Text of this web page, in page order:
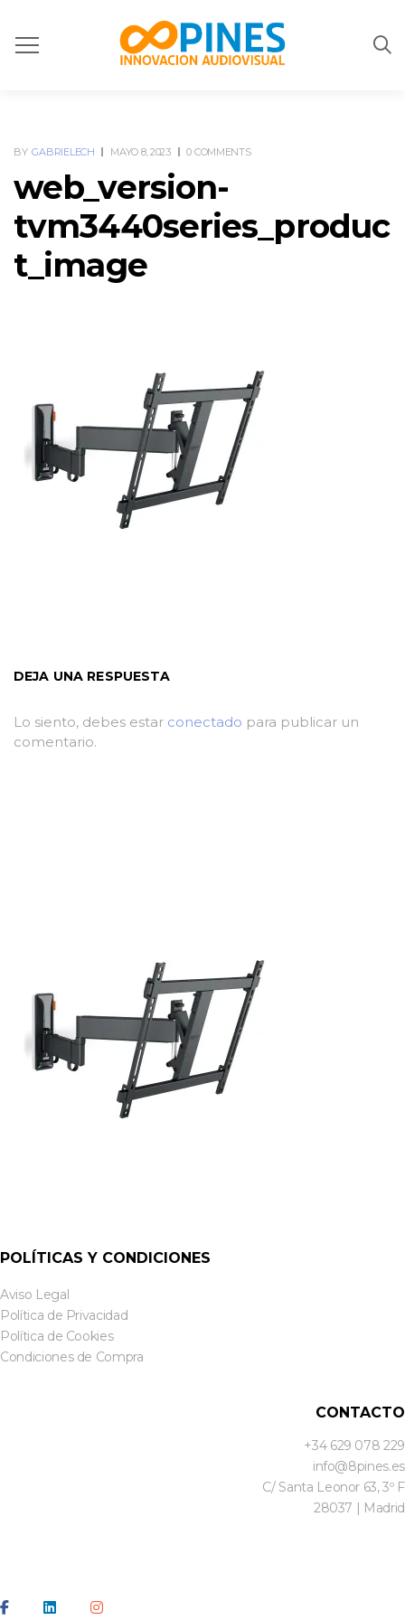
BY GABRIELECH MAYO 8, 2023 0 COMMENTS
web_version-
tvm3440series_produc
t_image
DEJA UNA RESPUESTA
Lo siento, debes estar conectado para publicar un
comentario.
POLÍTICAS Y CONDICIONES
Aviso Legal
Política de Privacidad
Política de Cookies
Condiciones de Compra
CONTACTO
+34 629 078 229
info@8pines.es
C/ Santa Leonor 63, 3º F
28037 | Madrid